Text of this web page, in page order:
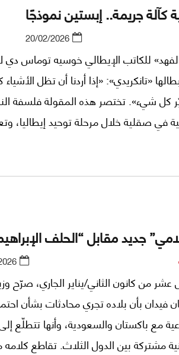
كآلة جريمة.. إبستين نموذجًا
20/02/2026
للكاتب الإيطالي خوسيه توماس دي
«تانكريدي»: «إذا أردنا أن تظل
كل شيء». تختصر هذه المقولة فلسفة
في صقلية خلال مرحلة توحيد إيطاليا،
الجمهور أن الأمور تتغير بتغيّر الأشخاص
تعيد البنية القديمة في كل مرة إنتاج
جديد مقابل “الحلف
من كانون الثاني/يناير الجاري، صرّح
فيدان بأن بلاده تجري محادثات بشأن
مع باكستان والسعودية، وأنها تتطلّع
مشتركة بين الدول الثلاث. تقاطع